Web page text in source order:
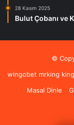
28 Kasım 2025
Bulut Çobanı ve
©
wingobet mrking
Masal Dinle